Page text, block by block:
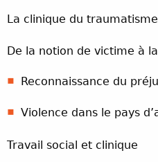
La clinique du
De la notion de victime à
Reconnaissance du
Violence dans le pays
Travail social et clinique